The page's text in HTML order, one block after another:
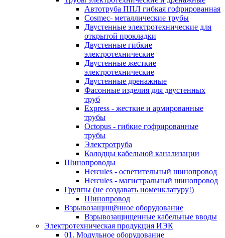
Автотруба ППЛ гибкая гофрированная
Cosmec- металлические трубы
Двустенные электротехнические для
открытой прокладки
Двустенные гибкие
электротехнические
Двустенные жесткие
электротехнические
Двустенные дренажные
Фасонные изделия для двустенных
труб
Express - жесткие и армированные
трубы
Octopus - гибкие гофрированные
трубы
Электротруба
Колодцы кабельной канализации
Шинопроводы
Hercules - осветительный шинопровод
Hercules - магистральный шинопровод
Группы (не создавать номенклатуру!)
Шинопровод
Взрывозащищённое оборудование
Взрывозащищенные кабельные вводы
Электротехническая продукция ИЭК
01. Модульное оборудование